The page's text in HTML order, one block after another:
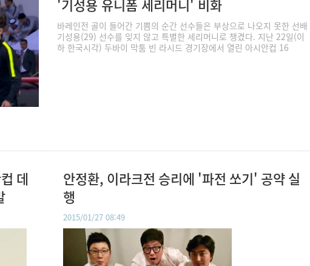
'기성용 유니폼 세리머니' 비화
바레인전 골이 들어간 기쁨의 순간 선수들은 부상으로 나오지 못한 선배
기성용(29) 선수를 잊지 않고 특별한 세리머니로 챙겼다. 지난 22일(이
하 한국시각) 두바이 막툼 빈 라시드 경기장에서 열린 아시안컵 16
데
안정환, 이라크전 승리에 '파전 쏘기' 공약 실
행
2015/01/27 08:49